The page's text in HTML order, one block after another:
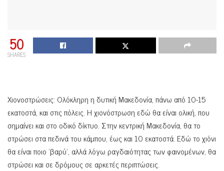
50
SHARES
Χιονοστρώσεις: Ολόκληρη η δυτική Μακεδονία, πάνω από 10-15
εκατοστά, και στις πόλεις. Η χιονόστρωση εδώ θα είναι ολική, που
σημαίνει και στο οδικό δίκτυο. Στην κεντρική Μακεδονία, θα το
στρώσει στα πεδινά του κάμπου, έως και 10 εκατοστά. Εδώ το χιόνι
θα είναι ποιο ‘βαρύ’, αλλά λόγω ραγδαιότητας των φαινομένων, θα
στρώσει και σε δρόμους σε αρκετές περιπτώσεις.